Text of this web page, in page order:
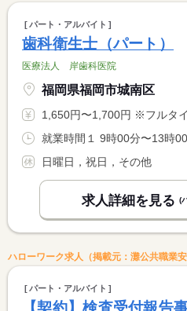
パート・アルバイト
歯科衛生士（パート）
医療法人 岸歯科医院
福岡県福岡市城南区
1,650円〜1,700円 ※フルタイム求人の場合は月額（換算
日曜日，祝日，その他
求人詳細を見る (
ハローワーク求人（掲載元：灘公共職業安
パート・アルバイト